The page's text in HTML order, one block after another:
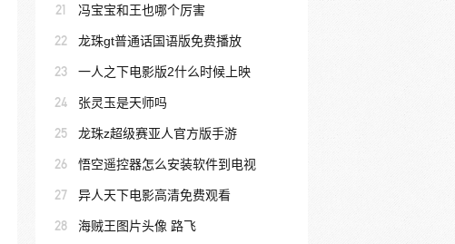
21 冯宝宝和王也哪个厉害
22 龙珠gt普通话国语版免费播放
23 一人之下电影版2什么时候上映
24 张灵玉是天师吗
25 龙珠z超级赛亚人官方版手游
26 悟空遥控器怎么安装软件到电视
27 异人天下电影高清免费观看
28 海贼王图片头像 路飞